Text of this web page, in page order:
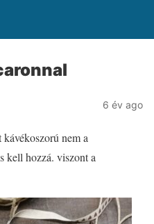
6 év ago
nem a
kell hozzá. viszont a